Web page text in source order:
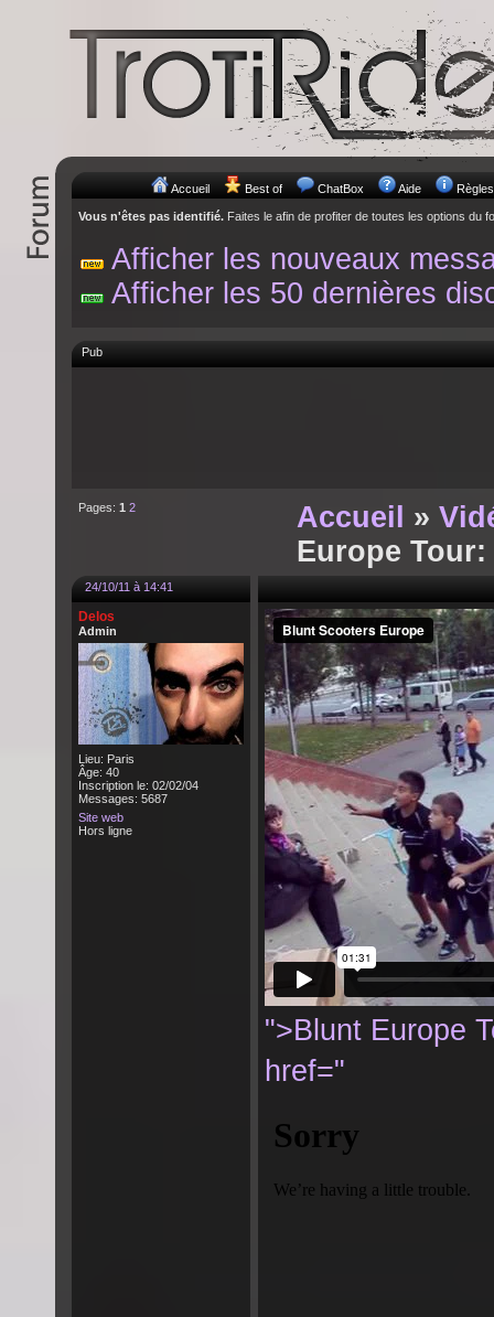
Accueil Best of ChatBox Aide Règles
Vous n'êtes pas identifié. Faites le afin de profiter de toutes les options du
Afficher les nouveaux
Afficher les 50 dernières
Pub
Pages: 1 2 Accueil »
Europe
24/10/11 à 14:41
Delos
Admin
Lieu: Paris
Âge: 40
Inscription le: 02/02/04
Messages: 5687
Site web
Hors ligne
">Blunt Europe
href="